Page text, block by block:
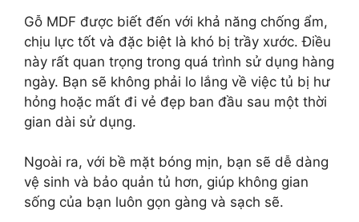
Gỗ MDF được biết đến với khả năng chống ẩm,
chịu lực tốt và đặc biệt là khó bị trầy xước. Điều
này rất quan trọng trong quá trình sử dụng hàng
ngày. Bạn sẽ không phải lo lắng về việc tủ bị hư
hỏng hoặc mất đi vẻ đẹp ban đầu sau một thời
gian dài sử dụng.
Ngoài ra, với bề mặt bóng mịn, bạn sẽ dễ dàng
vệ sinh và bảo quản tủ hơn, giúp không gian
sống của bạn luôn gọn gàng và sạch sẽ.